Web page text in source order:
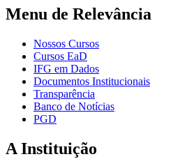
Menu de Relevância
Nossos Cursos
Cursos EaD
IFG em Dados
Documentos Institucionais
Transparência
Banco de Notícias
PGD
A Instituição